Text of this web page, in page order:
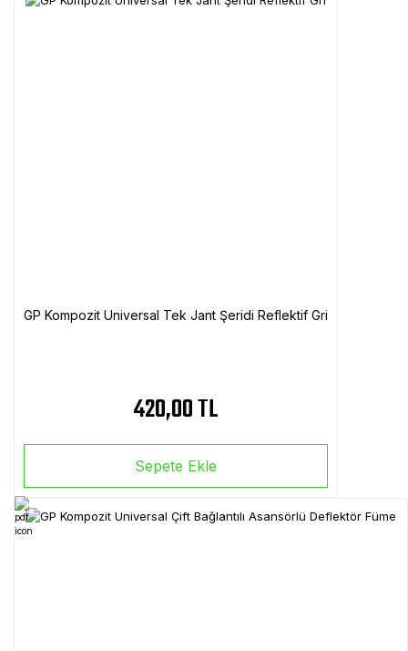
GP Kompozit Universal Tek Jant Şeridi Reflektif Gri
420,00 TL
Sepete Ekle